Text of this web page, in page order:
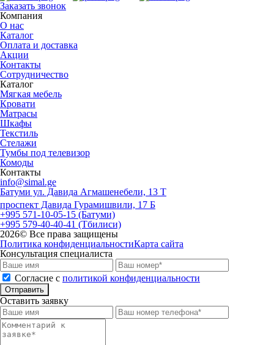
Заказать звонок
Компания
О нас
Каталог
Оплата и доставка
Акции
Контакты
Сотрудничество
Каталог
Мягкая мебель
Кровати
Матрасы
Шкафы
Текстиль
Стелажи
Тумбы под телевизор
Комоды
Контакты
info@simal.ge
Батуми ул. Давида Агмашенебели, 13 Т
проспект Давида Гурамишвили, 17 Б
+995 571-10-05-15 (Батуми)
+995 579-40-40-41 (Тбилиси)
2026© Все права защищены
Политика конфиденциальностиКарта сайта
Консультация специалиста
Cогласие с политикой конфиденциальности
Отправить
Оставить заявку